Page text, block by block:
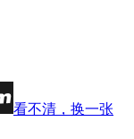
看不清，换一张